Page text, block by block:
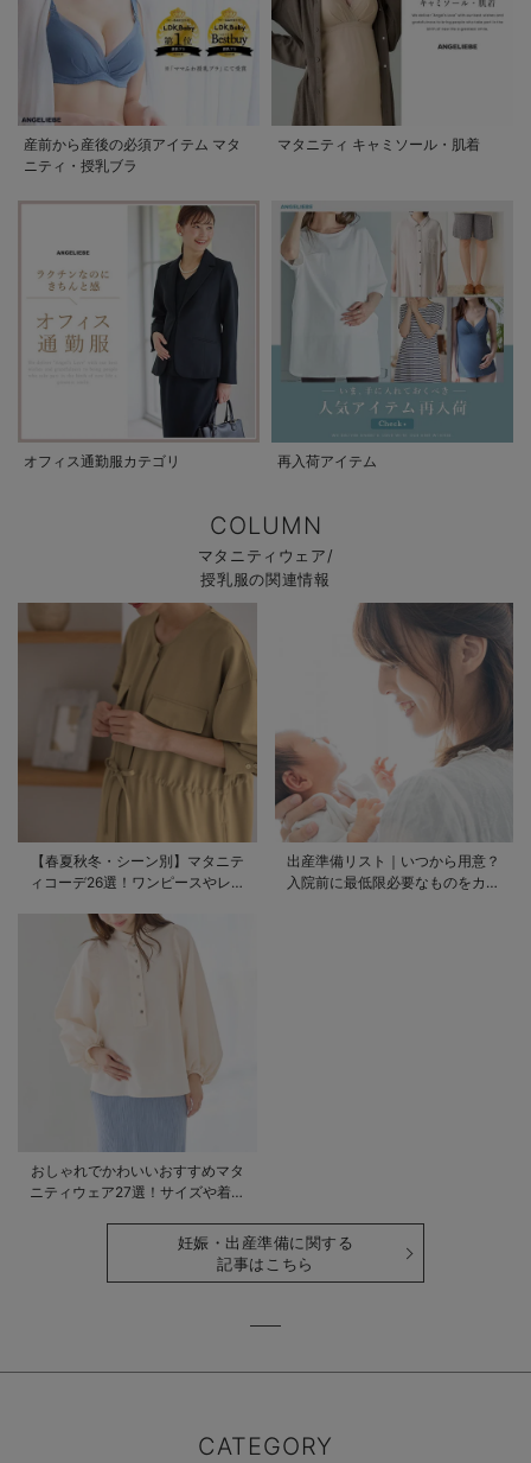
産前から産後の必須アイテム マタ
ニティ・授乳ブラ
マタニティ キャミソール・肌着
オフィス通勤服カテゴリ 再入荷アイテム
COLUMN
マタニティウェア/
授乳服の関連情報
【春夏秋冬・シーン別】マタニテ
ィコーデ26選！ワンピースやレギ
出産準備リスト｜いつから用意？
入院前に最低限必要なものをカテ
おしゃれでかわいいおすすめマタ
ニティウェア27選！サイズや着る
妊娠・出産準備に関する
記事はこちら
CATEGORY